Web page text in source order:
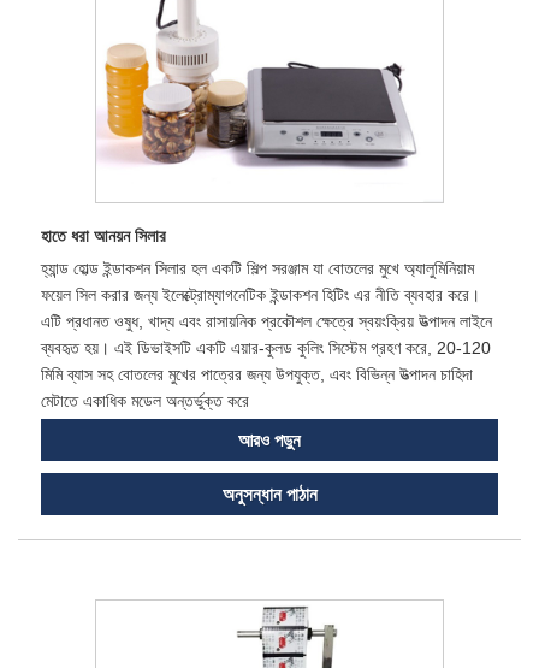
হাতে ধরা আনয়ন সিলার
হ্যান্ড হোল্ড ইন্ডাকশন সিলার হল একটি শিল্প সরঞ্জাম যা বোতলের মুখে অ্যালুমিনিয়াম
ফয়েল সিল করার জন্য ইলেক্ট্রোম্যাগনেটিক ইন্ডাকশন হিটিং এর নীতি ব্যবহার করে।
এটি প্রধানত ওষুধ, খাদ্য এবং রাসায়নিক প্রকৌশল ক্ষেত্রে স্বয়ংক্রিয় উত্পাদন লাইনে
ব্যবহৃত হয়। এই ডিভাইসটি একটি এয়ার-কুলড কুলিং সিস্টেম গ্রহণ করে, 20-120
মিমি ব্যাস সহ বোতলের মুখের পাত্রের জন্য উপযুক্ত, এবং বিভিন্ন উত্পাদন চাহিদা
মেটাতে একাধিক মডেল অন্তর্ভুক্ত করে
আরও পড়ুন
অনুসন্ধান পাঠান